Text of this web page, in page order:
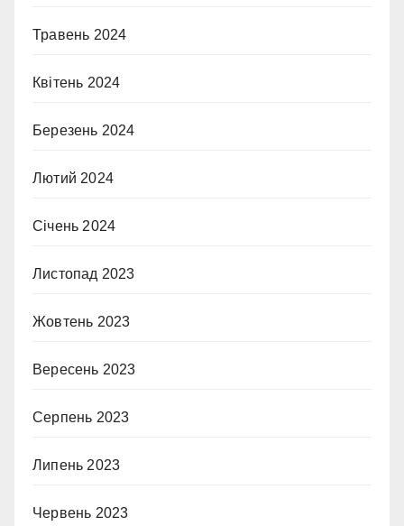
Травень 2024
Квітень 2024
Березень 2024
Лютий 2024
Січень 2024
Листопад 2023
Жовтень 2023
Вересень 2023
Серпень 2023
Липень 2023
Червень 2023